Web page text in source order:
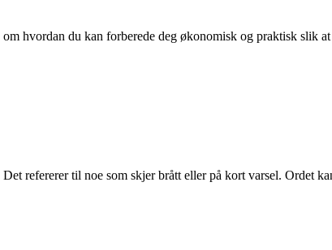
hvordan du kan forberede deg økonomisk og praktisk slik
refererer til noe som skjer brått eller på kort varsel. Ordet